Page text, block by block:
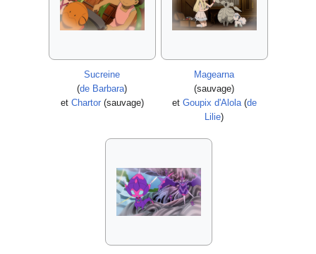
Sucreine
(de Barbara)
et Chartor(sauvage)
Magearna
(sauvage)
et Goupix d'Alola(de
Lilie)